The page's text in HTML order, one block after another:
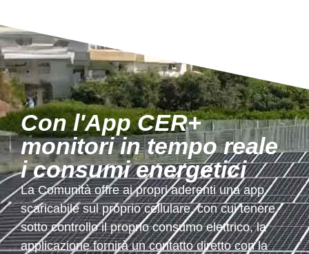
Con l'App CER+
monitori in tempo reale
i consumi energetici
La Comunità offre ai propri aderenti una app
scaricabile sul proprio cellulare, con cui tenere
sotto controllo il proprio consumo elettrico, la
applicazione fornirà un contatto diretto con la